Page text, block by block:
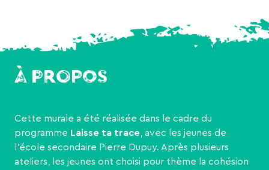
À PROPOS
Cette murale a été réalisée dans le cadre du
programme Laisse ta trace , avec les jeunes de
l’école secondaire Pierre Dupuy. Après plusieurs
ateliers, les jeunes ont choisi pour thème la cohésion